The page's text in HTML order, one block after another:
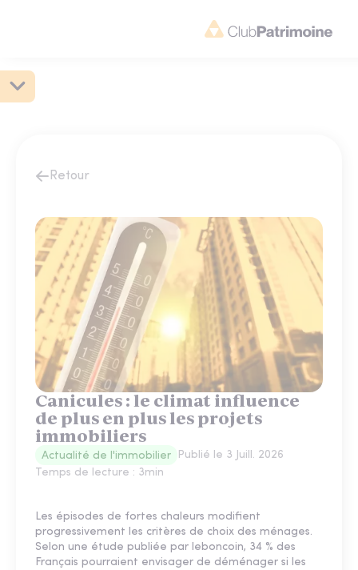
Retour
Canicules : le climat influence
de plus en plus les projets
immobiliers
Actualité de l'immobilier Publié le 3 Juill. 2026
Temps de lecture : 3min
Les épisodes de fortes chaleurs modifient
progressivement les critères de choix des ménages.
Selon une étude publiée par leboncoin, 34 % des
Français pourraient envisager de déménager si les